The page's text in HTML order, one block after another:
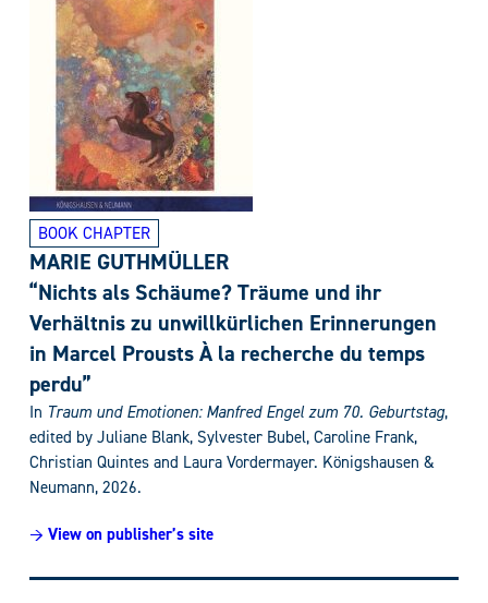
BOOK CHAPTER
MARIE GUTHMÜLLER
“Nichts als Schäume? Träume und ihr
Verhältnis zu unwillkürlichen Erinnerungen
in Marcel Prousts À la recherche du temps
perdu”
In Traum und Emotionen: Manfred Engel zum 70. Geburtstag,
edited by Juliane Blank, Sylvester Bubel, Caroline Frank,
Christian Quintes and Laura Vordermayer. Königshausen &
Neumann, 2026.
→ View on publisher’s site